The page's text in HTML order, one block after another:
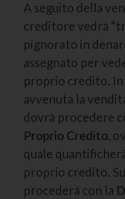
A seguito della
creditore vedrà
pignorato in
assegnato per
proprio credito.
avvenuta la
dovrà procedere
Proprio Credito,
quale
proprio credito.
procederà con la